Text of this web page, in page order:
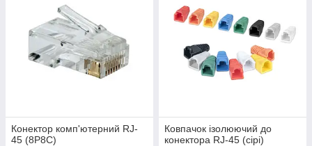
Конектор комп'ютерний RJ-
45 (8P8C)
Ковпачок ізолюючий до
конектора RJ-45 (сірі)